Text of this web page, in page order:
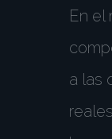
En el
a las